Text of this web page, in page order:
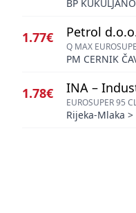
BP
1.77€ Petrol
Q MAX
PM CERNIK
1.78€ INA –
EUROSUPER 95
Rijeka-Mlaka >